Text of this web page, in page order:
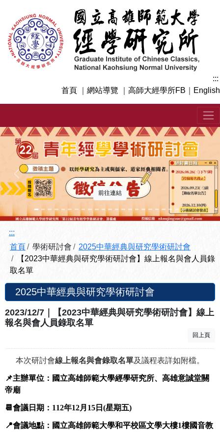
:::
首頁
網站導覽 高師大經學所FB English
前往連結
上一張 下一
:::
首頁
學術研討會
2025中華經典與研究學術研討會
【2023中華經典與研究學術研討會】線上報名與會人員錄
取名單
2025中華經典與研究學術研討會
2023/12/7｜【2023中華經典與研究學術研討會】線上
報名與會人員錄取名單
回上頁
本次研討會線上報名與會錄取名單及議程表詳如附檔。
📌主辦單位：國立高雄師範大學經學研究所、高雄意誠堂關
帝廟
📆會議日期：112年12月15日(星期五)
📍會議地點：國立高雄師範大學和平校區文學大樓1樓國音教